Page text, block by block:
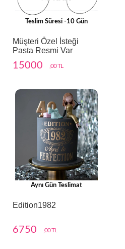
Teslim Süresi -10 Gün
Müşteri Özel İsteği
Pasta Resmi Var
15000 ,00 TL
Aynı Gün Teslimat
Edition1982
6750 ,00 TL